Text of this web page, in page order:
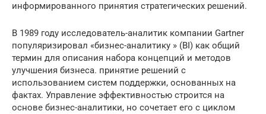
информированного принятия стратегических решений.
В 1989 году исследователь-аналитик компании Gartner
популяризировал «бизнес-аналитику » (BI) как общий
термин для описания набора концепций и методов
улучшения бизнеса. принятие решений с
использованием систем поддержки, основанных на
фактах. Управление эффективностью строится на
основе бизнес-аналитики, но сочетает его с циклом